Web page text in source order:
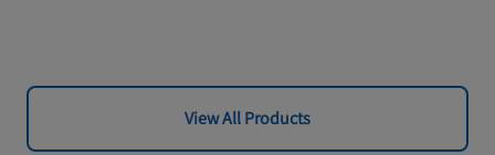
View All Products